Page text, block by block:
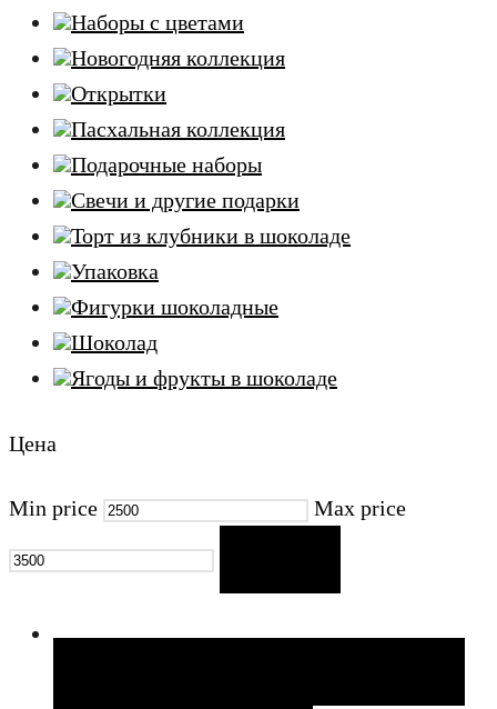
Наборы с цветами
Новогодняя коллекция
Открытки
Пасхальная коллекция
Подарочные наборы
Свечи и другие подарки
Торт из клубники в шоколаде
Упаковка
Фигурки шоколадные
Шоколад
Ягоды и фрукты в шоколаде
Цена
Min price Max price